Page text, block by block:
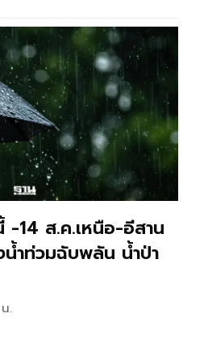
-14 ส.ค.เหนือ-อีสาน
ำท่วมฉับพลัน น้ำป่า
.